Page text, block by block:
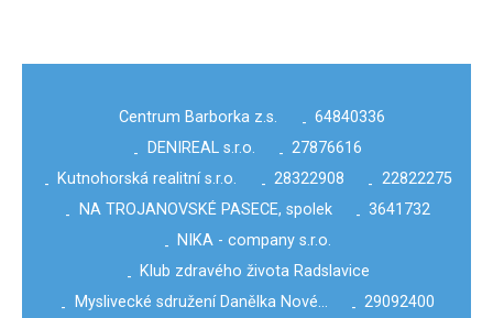
Centrum Barborka z.s. - 64840336
-
DENIREAL s.r.o. - 27876616
- Kutnohorská realitní s.r.o. - 28322908 - 22822275
-
NA TROJANOVSKÉ PASECE, spolek - 3641732
- NIKA - company s.r.o.
- Klub zdravého života Radslavice
-
Myslivecké sdružení Danělka Nové… - 29092400